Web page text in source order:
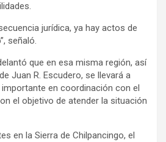
jurídica, ya hay actos de
señaló.
que en esa misma región, así
Juan R. Escudero, se llevará a
en coordinación con el
el objetivo de atender la situación
en la Sierra de Chilpancingo, el